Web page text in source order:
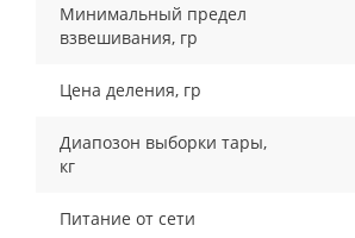
Минимальный предел
взвешивания, гр
Цена деления, гр
Диапозон выборки тары,
кг
Питание от сети